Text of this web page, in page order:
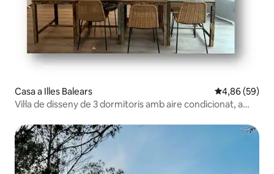
Casa a Illes Balears 4,86 de
4,86 (59)
Vil·la de disseny de 3 dormitoris amb aire condicionat, a